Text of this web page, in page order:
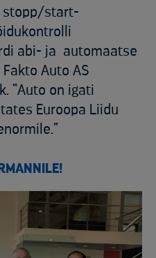
stopp/start-
abi- ja automaatse
Auto AS
“Auto on igati
Euroopa Liidu